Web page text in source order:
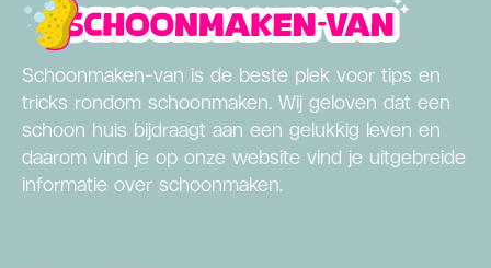
Schoonmaken-van is de beste plek voor tips en
tricks rondom schoonmaken. Wij geloven dat een
schoon huis bijdraagt aan een gelukkig leven en
daarom vind je op onze website vind je uitgebreide
informatie over schoonmaken.